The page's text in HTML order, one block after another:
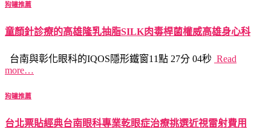
狗罐推薦
童顏針診療的高雄隆乳抽脂SILK肉毒桿菌權威高雄身心科
台南與彰化眼科的IQOS隱形鐵窗11點 27分 04秒 Read
more…
狗罐推薦
台北票貼經典台南眼科專業乾眼症治療挑選近視雷射費用